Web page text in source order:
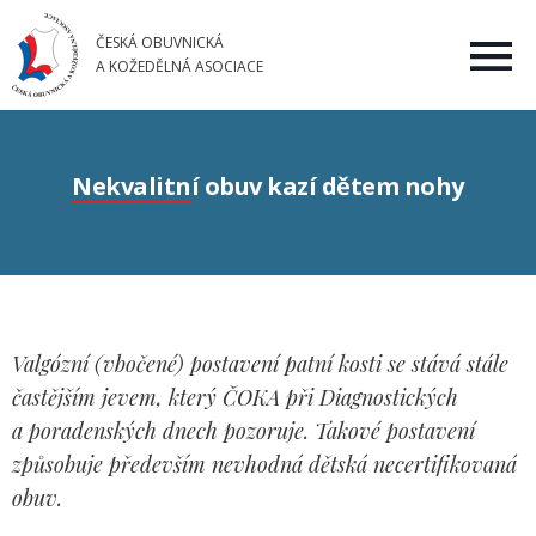
ČESKÁ OBUVNICKÁ
A KOŽEDĚLNÁ ASOCIACE
Nekvalitní obuv kazí dětem nohy
Valgózní (vbočené) postavení patní kosti se stává stále
častějším jevem, který ČOKA při Diagnostických
a poradenských dnech pozoruje. Takové postavení
způsobuje především nevhodná dětská necertifikovaná
obuv.